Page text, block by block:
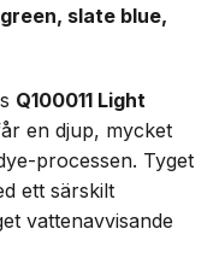
slate blue,
Q100011 Light
en djup, mycket
processen. Tyget
ett särskilt
vattenavvisande